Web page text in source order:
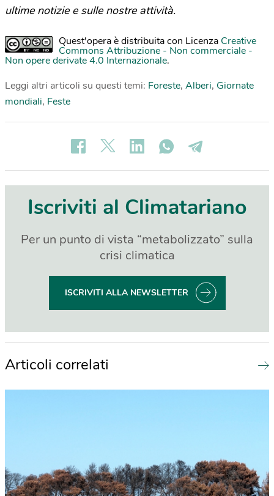
ultime notizie e sulle nostre attività.
Quest'opera è distribuita con Licenza Creative
Commons Attribuzione - Non commerciale -
Non opere derivate 4.0 Internazionale.
Leggi altri articoli su questi temi: Foreste, Alberi, Giornate
mondiali, Feste
Iscriviti al Climatariano
Per un punto di vista “metabolizzato” sulla
crisi climatica
ISCRIVITI ALLA NEWSLETTER
Articoli correlati